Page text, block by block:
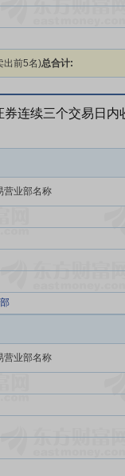
出前5名)总合计:
券连续三个交易日
营业部名称
营业部名称